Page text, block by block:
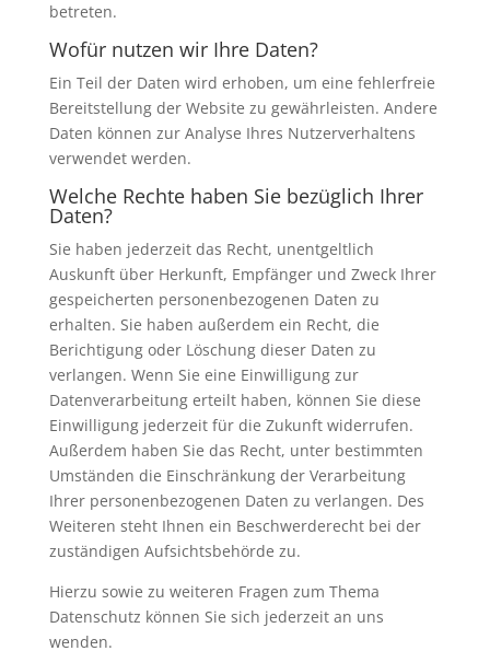
betreten.
Wofür nutzen wir Ihre Daten?
Ein Teil der Daten wird erhoben, um eine fehlerfreie
Bereitstellung der Website zu gewährleisten. Andere
Daten können zur Analyse Ihres Nutzerverhaltens
verwendet werden.
Welche Rechte haben Sie bezüglich Ihrer
Daten?
Sie haben jederzeit das Recht, unentgeltlich
Auskunft über Herkunft, Empfänger und Zweck Ihrer
gespeicherten personenbezogenen Daten zu
erhalten. Sie haben außerdem ein Recht, die
Berichtigung oder Löschung dieser Daten zu
verlangen. Wenn Sie eine Einwilligung zur
Datenverarbeitung erteilt haben, können Sie diese
Einwilligung jederzeit für die Zukunft widerrufen.
Außerdem haben Sie das Recht, unter bestimmten
Umständen die Einschränkung der Verarbeitung
Ihrer personenbezogenen Daten zu verlangen. Des
Weiteren steht Ihnen ein Beschwerderecht bei der
zuständigen Aufsichtsbehörde zu.
Hierzu sowie zu weiteren Fragen zum Thema
Datenschutz können Sie sich jederzeit an uns
wenden.